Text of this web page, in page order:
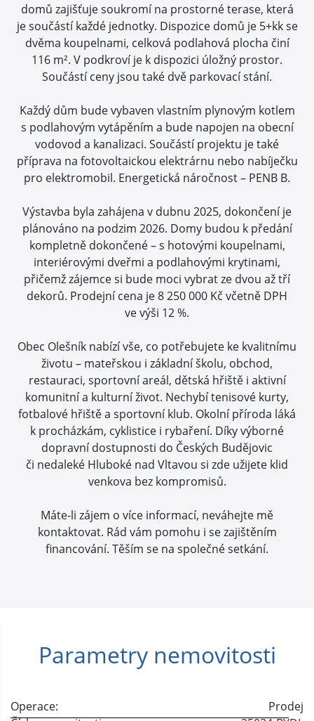
domů zajišťuje soukromí na prostorné terase, která
je součástí každé jednotky. Dispozice domů je 5+kk se
dvěma koupelnami, celková podlahová plocha činí
116 m². V podkroví je k dispozici úložný prostor.
Součástí ceny jsou také dvě parkovací stání.
Každý dům bude vybaven vlastním plynovým kotlem
s podlahovým vytápěním a bude napojen na obecní
vodovod a kanalizaci. Součástí projektu je také
příprava na fotovoltaickou elektrárnu nebo nabíječku
pro elektromobil. Energetická náročnost – PENB B.
Výstavba byla zahájena v dubnu 2025, dokončení je
plánováno na podzim 2026. Domy budou k předání
kompletně dokončené – s hotovými koupelnami,
interiérovými dveřmi a podlahovými krytinami,
přičemž zájemce si bude moci vybrat ze dvou až tří
dekorů. Prodejní cena je 8 250 000 Kč včetně DPH
ve výši 12 %.
Obec Olešník nabízí vše, co potřebujete ke kvalitnímu
životu – mateřskou i základní školu, obchod,
restauraci, sportovní areál, dětská hřiště i aktivní
komunitní a kulturní život. Nechybí tenisové kurty,
fotbalové hřiště a sportovní klub. Okolní příroda láká
k procházkám, cyklistice i rybaření. Díky výborné
dopravní dostupnosti do Českých Budějovic
či nedaleké Hluboké nad Vltavou si zde užijete klid
venkova bez kompromisů.
Máte-li zájem o více informací, neváhejte mě
kontaktovat. Rád vám pomohu i se zajištěním
financování. Těším se na společné setkání.
Parametry nemovitosti
Operace:
Prodej